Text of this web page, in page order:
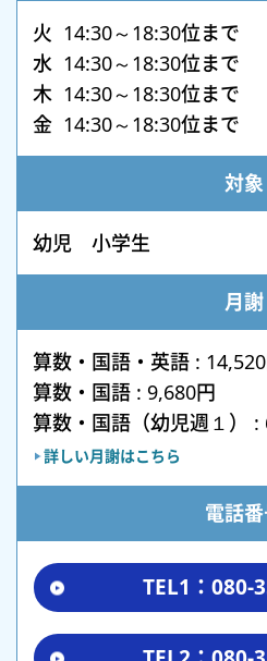
火 14:30～18:30位まで
水 14:30～18:30位まで
木 14:30～18:30位まで
金 14:30～18:30位まで
対象
幼児 小学生
月謝
算数・国語・英語 :
算数・国語 : 9,680円
算数・国語（幼児週１） :
詳しい月謝はこちら
電話
TEL1：080-